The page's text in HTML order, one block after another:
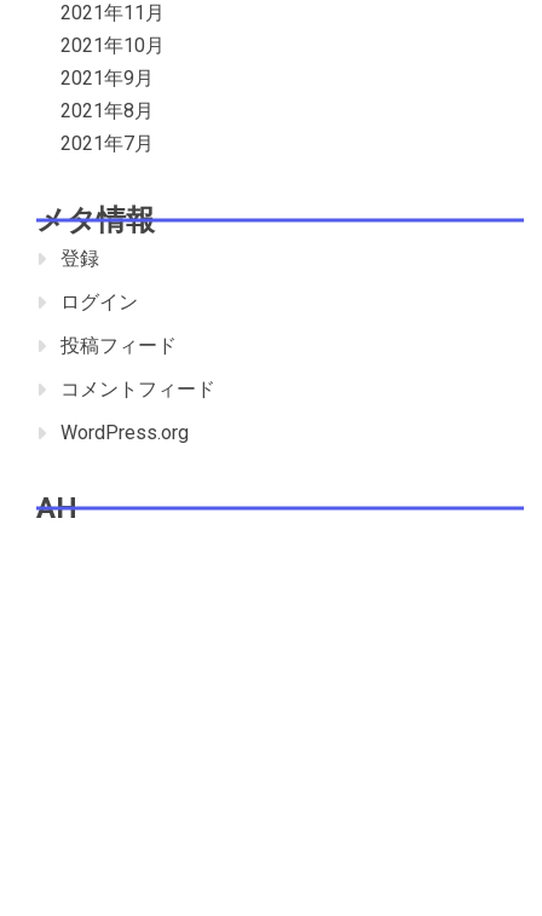
2021年11月
2021年10月
2021年9月
2021年8月
2021年7月
メタ情報
登録
ログイン
投稿フィード
コメントフィード
WordPress.org
AH